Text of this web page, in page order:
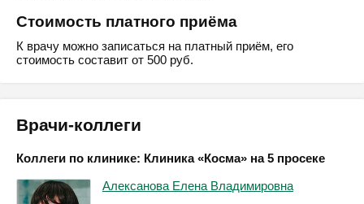
Стоимость платного приёма
К врачу можно записаться на платный приём, его
стоимость составит от 500 руб.
Врачи-коллеги
Коллеги по клинике: Клиника «Косма» на 5 просеке
Алексанова Елена Владимировна